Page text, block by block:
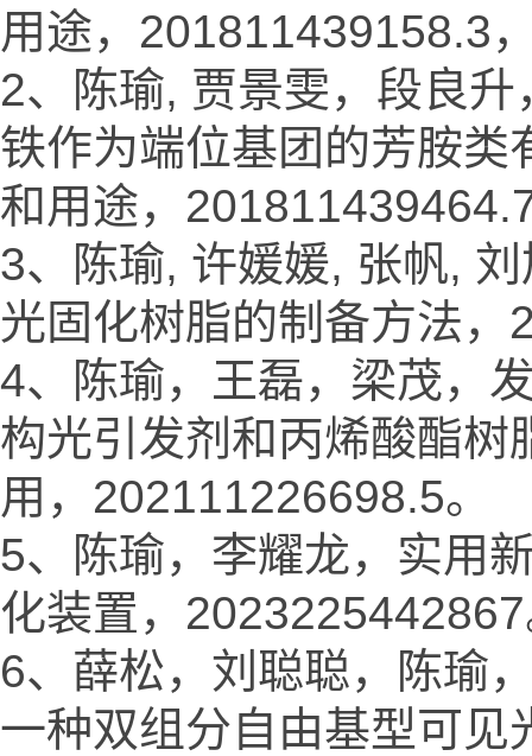
用途，201811439158.3
2、陈瑜, 贾景雯，段良
铁作为端位基团的芳胺类
和用途，
3、陈瑜, 许媛媛, 张帆,
光固化树脂的制备方法
4、陈瑜，王磊，梁茂，
构光引发剂和丙烯酸酯树
用，202111226698.5。
5、陈瑜，李耀龙，实用
化装置，
6、薛松，刘聪聪，陈瑜
一种双组分自由基型可见